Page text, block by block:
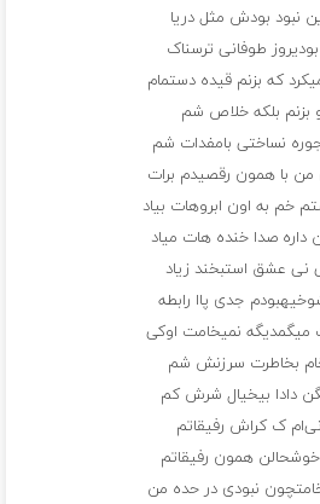
نبود بودش مثل دریا
طوفانی ترسناک
که بزنم قیده دستمام
بزنم بلکه خلاص شم
نساختی بامفدات شم
با همون رقصیدم برات
خم به اون ابروهات بیاد
داره صدا خنده هات میاد
نی عشق استبخند زیاد
جدی پاا رابطه
میگمدیگه نمیخامت اوکی
بخاطرت سرزنش شم
دادا بیخیال شرش کم
ک کراش رفیقاتم
خوشحالن همون رفیقاتم
نبودی در حده من